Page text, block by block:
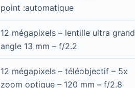
point :automatique
12 mégapixels – lentille ultra grand
angle 13 mm – f/2.2
12 mégapixels – téléobjectif – 5x
zoom optique – 120 mm – f/2.8